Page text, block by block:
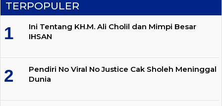
TERPOPULER
Ini Tentang KH.M. Ali Cholil dan Mimpi Besar
IHSAN
Pendiri No Viral No Justice Cak Sholeh Meninggal
Dunia